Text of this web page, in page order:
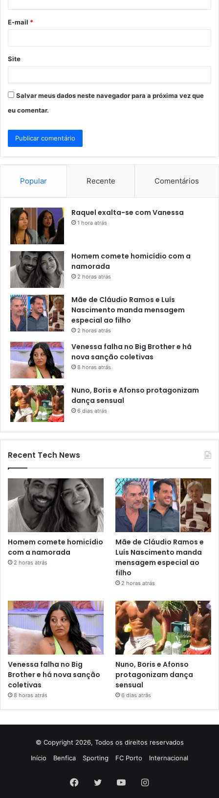
*
E-mail *
Site
Salvar meus dados neste navegador para a próxima vez que
eu comentar.
Popular Recente Comentários
Raquel exalta-se com Vanessa
1 hora atrás
Homem comete homicídio com a
namorada
2 horas atrás
Mãe de Cláudio Ramos e Luís
Nascimento manda mensagem
especial ao filho
2 horas atrás
Venessa falha no Big Brother e há
nova sanção coletivas
8 horas atrás
Nuno, Boris e Afonso protagonizam
dança sensual
6 dias atrás
Recent Tech News
Homem comete homicídio
com a namorada
2 horas atrás
Mãe de Cláudio Ramos e
Luís Nascimento manda
mensagem especial ao
filho
2 horas atrás
Venessa falha no Big
Brother e há nova sanção
coletivas
8 horas atrás
Nuno, Boris e Afonso
protagonizam dança
sensual
6 dias atrás
© Copyright 2026, Todos os direitos reservados
Início
Benfica Sporting FC Porto Internacional
Facebook
TwitterYouTubeInstagram